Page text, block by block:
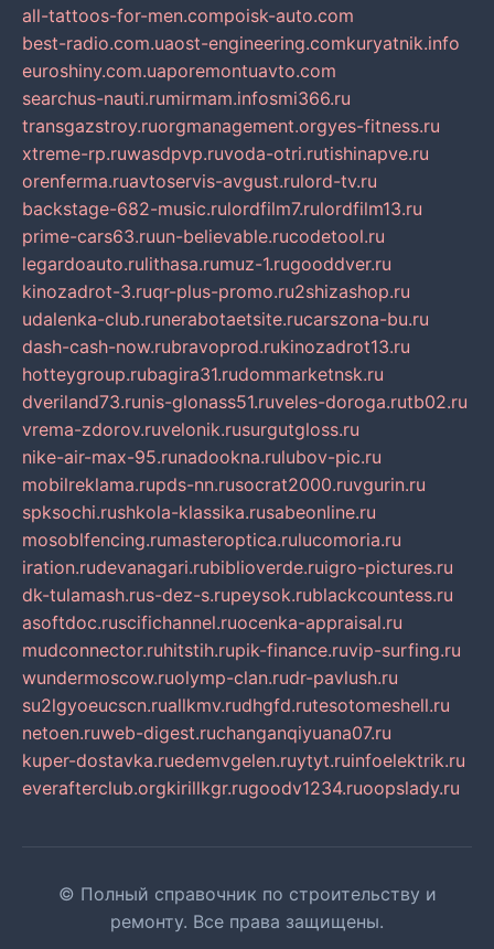
all-tattoos-for-men.compoisk-auto.com
best-radio.com.uaost-engineering.comkuryatnik.info
euroshiny.com.uaporemontuavto.com
searchus-nauti.rumirmam.infosmi366.ru
transgazstroy.ruorgmanagement.orgyes-fitness.ru
xtreme-rp.ruwasdpvp.ruvoda-otri.rutishinapve.ru
orenferma.ruavtoservis-avgust.rulord-tv.ru
backstage-682-music.rulordfilm7.rulordfilm13.ru
prime-cars63.ruun-believable.rucodetool.ru
legardoauto.rulithasa.rumuz-1.rugooddver.ru
kinozadrot-3.ruqr-plus-promo.ru2shizashop.ru
udalenka-club.runerabotaetsite.rucarszona-bu.ru
dash-cash-now.rubravoprod.rukinozadrot13.ru
hotteygroup.rubagira31.rudommarketnsk.ru
dveriland73.runis-glonass51.ruveles-doroga.rutb02.ru
vrema-zdorov.ruvelonik.rusurgutgloss.ru
nike-air-max-95.runadookna.rulubov-pic.ru
mobilreklama.rupds-nn.rusocrat2000.ruvgurin.ru
spksochi.rushkola-klassika.rusabeonline.ru
mosoblfencing.rumasteroptica.rulucomoria.ru
iration.rudevanagari.rubiblioverde.ruigro-pictures.ru
dk-tulamash.rus-dez-s.rupeysok.rublackcountess.ru
asoftdoc.ruscifichannel.ruocenka-appraisal.ru
mudconnector.ruhitstih.rupik-finance.ruvip-surfing.ru
wundermoscow.ruolymp-clan.rudr-pavlush.ru
su2lgyoeucscn.ruallkmv.rudhgfd.rutesotomeshell.ru
netoen.ruweb-digest.ruchanganqiyuana07.ru
kuper-dostavka.ruedemvgelen.ruytyt.ruinfoelektrik.ru
everafterclub.orgkirillkgr.rugoodv1234.ruoopslady.ru
© Полный справочник по строительству и
ремонту. Все права защищены.